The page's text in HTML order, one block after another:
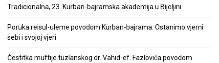
Tradicionalna, 23. Kurban-bajramska akademija u Bijeljini
Poruka reisul-uleme povodom Kurban-bajrama: Ostanimo vjerni
sebi i svojoj vjeri
Čestitka muftije tuzlanskog dr. Vahid-ef. Fazlovića povodom